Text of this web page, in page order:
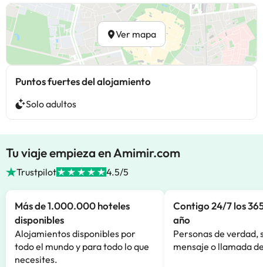
Ver mapa
Puntos fuertes del alojamiento
Solo adultos
Tu viaje empieza en Amimir.com
Trustpilot 4.5/5
Más de 1.000.000 hoteles
disponibles
Alojamientos disponibles por
todo el mundo y para todo lo que
necesites.
Contigo 24/7 los
año
Personas de verdad,
mensaje o llamada